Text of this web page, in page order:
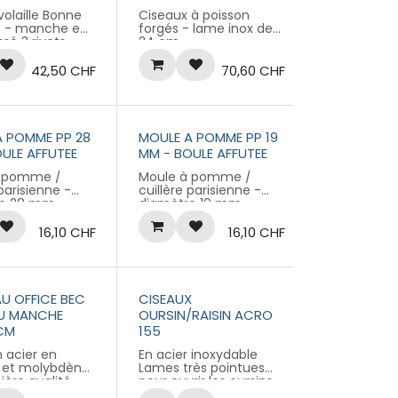
Bonne
- manche en
3 rivets
42,50 CHF
Ciseaux à poisson
forgés - lame inox de
24 cm
70,60 CHF
POMME PP 28
AFFUTEE
pomme /
-
28 mm -
noir à virole
- Conçu
16,10 CHF
MOULE A POMME PP 19
MM - BOULE AFFUTEE
Moule à pomme /
cuillère parisienne -
diamètre 19 mm -
affûté - manche
plastique noir à virole
LONGTIME® - Conçu
16,10 CHF
OFFICE BEC
MANCHE
acier en
molybdène
qualité
CISEAUX
OURSIN/RAISIN ACRO
155
En acier inoxydable
Lames très pointues
pour ouvrir les oursins